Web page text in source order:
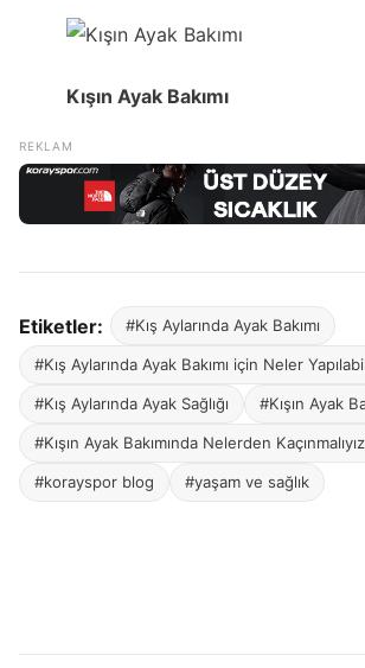
Kışın Ayak Bakımı
Etiketler: #Kış Aylarında Ayak Bakımı
#Kış Aylarında Ayak Bakımı için Neler
#Kış Aylarında Ayak Sağlığı #Kışın Ayak
#Kışın Ayak Bakımında Nelerden
#korayspor blog #yaşam ve sağlık